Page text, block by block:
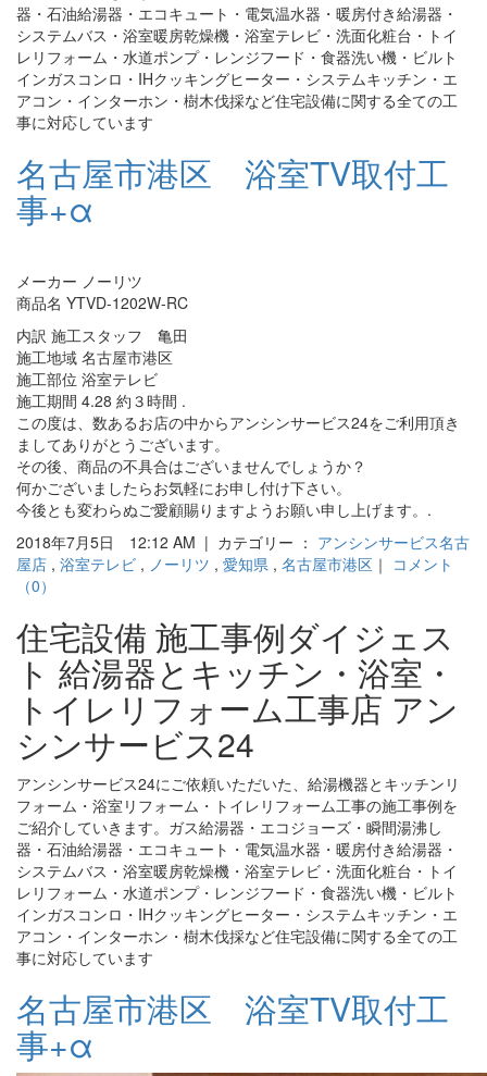
器・石油給湯器・エコキュート・電気温水器・暖房付き給湯器・
システムバス・浴室暖房乾燥機・浴室テレビ・洗面化粧台・トイ
レリフォーム・水道ポンプ・レンジフード・食器洗い機・ビルト
インガスコンロ・IHクッキングヒーター・システムキッチン・エ
アコン・インターホン・樹木伐採など住宅設備に関する全ての工
事に対応しています
名古屋市港区 浴室TV取付工
事+α
メーカー ノーリツ
商品名 YTVD-1202W-RC
内訳 施工スタッフ 亀田
施工地域 名古屋市港区
施工部位 浴室テレビ
施工期間 4.28 約３時間 .
この度は、数あるお店の中からアンシンサービス24をご利用頂き
ましてありがとうございます。
その後、商品の不具合はございませんでしょうか？
何かございましたらお気軽にお申し付け下さい。
今後とも変わらぬご愛顧賜りますようお願い申し上げます。.
2018年7月5日 12:12 AM | カテゴリー ： アンシンサービス名古
屋店 , 浴室テレビ , ノーリツ , 愛知県 , 名古屋市港区 ｜ コメント
（0）
住宅設備 施工事例ダイジェス
ト 給湯器とキッチン・浴室・
トイレリフォーム工事店 アン
シンサービス24
アンシンサービス24にご依頼いただいた、給湯機器とキッチンリ
フォーム・浴室リフォーム・トイレリフォーム工事の施工事例を
ご紹介していきます。ガス給湯器・エコジョーズ・瞬間湯沸し
器・石油給湯器・エコキュート・電気温水器・暖房付き給湯器・
システムバス・浴室暖房乾燥機・浴室テレビ・洗面化粧台・トイ
レリフォーム・水道ポンプ・レンジフード・食器洗い機・ビルト
インガスコンロ・IHクッキングヒーター・システムキッチン・エ
アコン・インターホン・樹木伐採など住宅設備に関する全ての工
事に対応しています
名古屋市港区 浴室TV取付工
事+α